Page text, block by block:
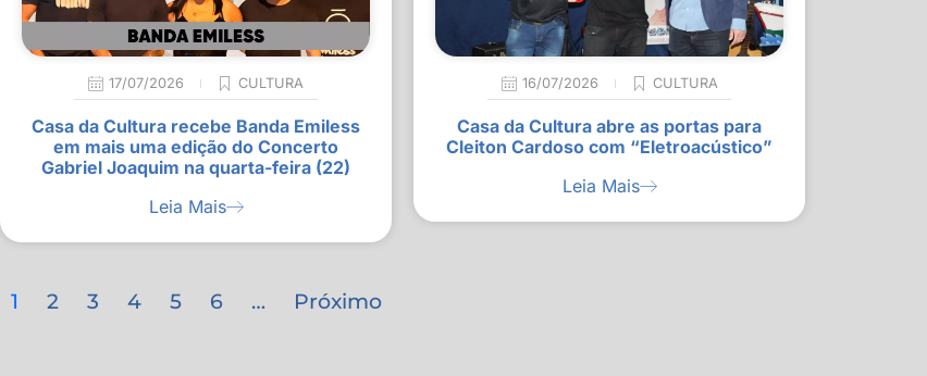
17/07/2026 CULTURA
Casa da Cultura recebe Banda Emiless
em mais uma edição do Concerto
Gabriel Joaquim na quarta-feira (22)
Leia Mais
16/07/2026 CULTURA
Casa da Cultura abre as portas para
Cleiton Cardoso com “Eletroacústico”
Leia Mais
1 2 3 4 5 6 … Próximo